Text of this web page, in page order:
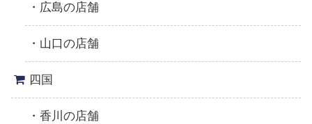
広島の店舗
山口の店舗
四国
香川の店舗